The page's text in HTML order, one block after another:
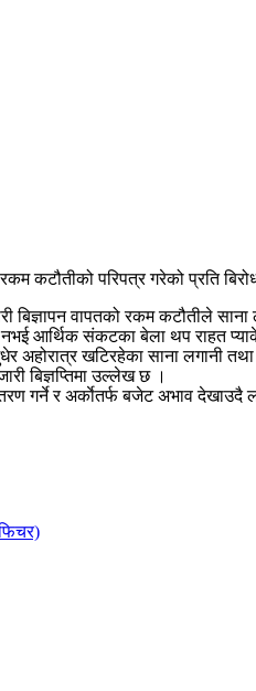
कटौतीको परिपत्र गरेको प्रति
बिज्ञापन वापतको रकम कटौतीले
नभई आर्थिक संकटका बेला थप राहत
खटिरहेका साना लगानी
बिज्ञप्तिमा उल्लेख छ ।
गर्ने र अर्काेतर्फ बजेट अभाव